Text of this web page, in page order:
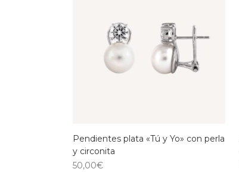
Pendientes plata «Tú y Yo» con perla
y circonita
50,00€